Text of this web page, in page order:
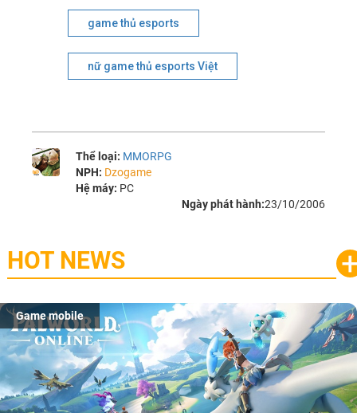
game thủ esports
nữ game thủ esports Việt
Thể loại: MMORPG
NPH: Dzogame
Hệ máy: PC
Ngày phát hành:23/10/2006
HOT NEWS
Game mobile